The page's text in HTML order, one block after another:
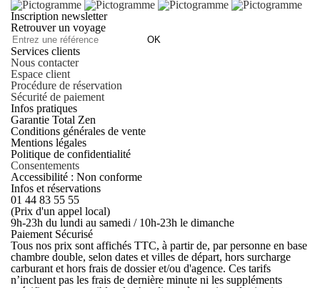
Inscription newsletter
Retrouver un voyage
OK
Services clients
Nous contacter
Espace client
Procédure de réservation
Sécurité de paiement
Infos pratiques
Garantie Total Zen
Conditions générales de vente
Mentions légales
Politique de confidentialité
Consentements
Accessibilité : Non conforme
Infos et réservations
01 44 83 55 55
(Prix d'un appel local)
9h-23h du lundi au samedi / 10h-23h le dimanche
Paiement Sécurisé
Tous nos prix sont affichés TTC, à partir de, par personne en base
chambre double, selon dates et villes de départ, hors surcharge
carburant et hors frais de dossier et/ou d'agence. Ces tarifs
n’incluent pas les frais de dernière minute ni les suppléments